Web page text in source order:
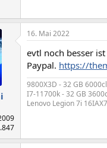
16. Mai 2022
evtl noch besser
Paypal. https://
9800X3D - 32 GB
I7-11700k - 32 GB
Lenovo Legion 7i